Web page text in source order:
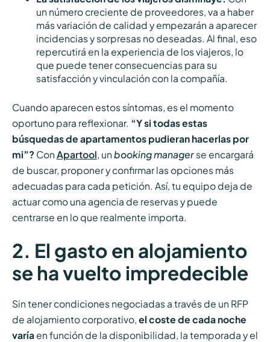
un número creciente de proveedores, va a haber
más variación de calidad y empezarán a aparecer
incidencias y sorpresas no deseadas. Al final, eso
repercutirá en la experiencia de los viajeros, lo
que puede tener consecuencias para su
satisfacción y vinculación con la compañía.
Cuando aparecen estos síntomas, es el momento
oportuno para reflexionar. “Y si todas estas
búsquedas de apartamentos pudieran hacerlas por
mi”?Con Apartool , un booking managerse encargará
de buscar, proponer y confirmar las opciones más
adecuadas para cada petición. Así, tu equipo deja de
actuar como una agencia de reservas y puede
centrarse en lo que realmente importa.
2. El gasto en alojamiento
se ha vuelto impredecible
Sin tener condiciones negociadas a través de un RFP
de alojamiento corporativo, el coste de cada noche
varíaen función de la disponibilidad, la temporada y el